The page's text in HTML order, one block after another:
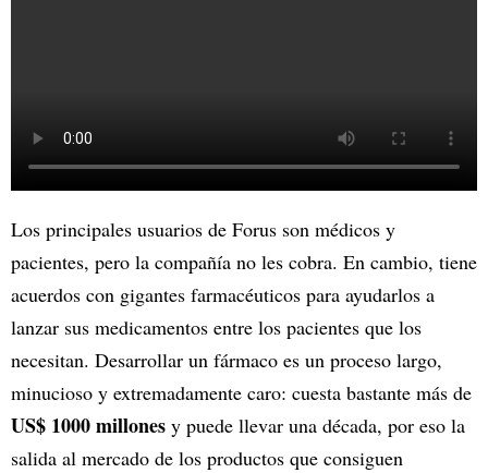
Los principales usuarios de Forus son médicos y
pacientes, pero la compañía no les cobra. En cambio, tiene
acuerdos con gigantes farmacéuticos para ayudarlos a
lanzar sus medicamentos entre los pacientes que los
necesitan. Desarrollar un fármaco es un proceso largo,
minucioso y extremadamente caro: cuesta bastante más de
US$ 1000 millones y puede llevar una década, por eso la
salida al mercado de los productos que consiguen